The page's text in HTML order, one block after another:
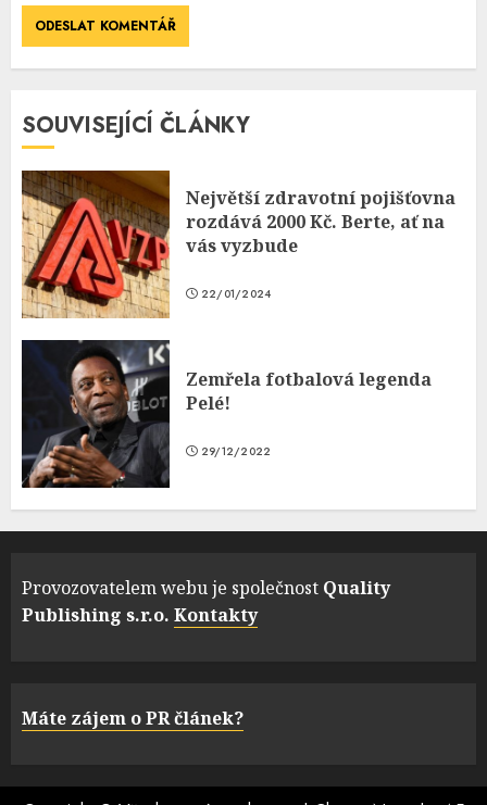
SOUVISEJÍCÍ ČLÁNKY
Největší zdravotní pojišťovna
rozdává 2000 Kč. Berte, ať na
vás vyzbude
22/01/2024
Zemřela fotbalová legenda
Pelé!
29/12/2022
Provozovatelem webu je společnost Quality
Publishing s.r.o. Kontakty
Máte zájem o PR článek?